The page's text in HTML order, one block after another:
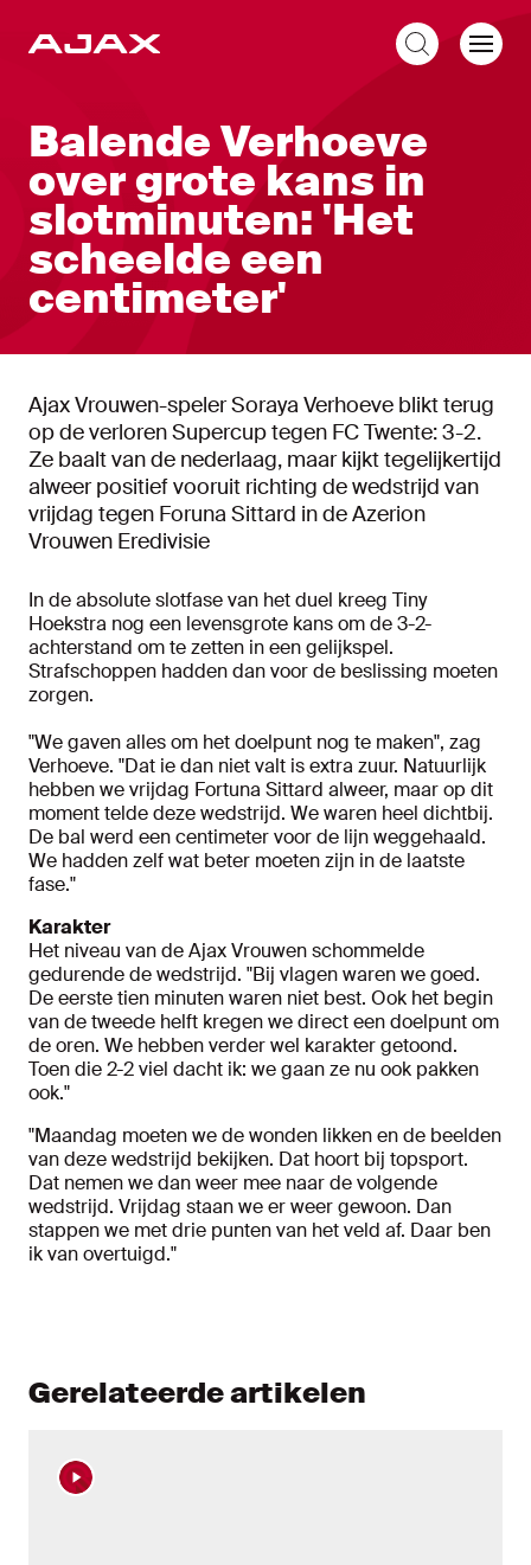
Balende Verhoeve
over grote kans in
slotminuten: 'Het
scheelde een
centimeter'
Ajax Vrouwen-speler Soraya Verhoeve blikt terug
op de verloren Supercup tegen FC Twente: 3-2.
Ze baalt van de nederlaag, maar kijkt tegelijkertijd
alweer positief vooruit richting de wedstrijd van
vrijdag tegen Foruna Sittard in de Azerion
Vrouwen Eredivisie
In de absolute slotfase van het duel kreeg Tiny
Hoekstra nog een levensgrote kans om de 3-2-
achterstand om te zetten in een gelijkspel.
Strafschoppen hadden dan voor de beslissing moeten
zorgen.
"We gaven alles om het doelpunt nog te maken", zag
Verhoeve. "Dat ie dan niet valt is extra zuur. Natuurlijk
hebben we vrijdag Fortuna Sittard alweer, maar op dit
moment telde deze wedstrijd. We waren heel dichtbij.
De bal werd een centimeter voor de lijn weggehaald.
We hadden zelf wat beter moeten zijn in de laatste
fase."
Karakter
Het niveau van de Ajax Vrouwen schommelde
gedurende de wedstrijd. "Bij vlagen waren we goed.
De eerste tien minuten waren niet best. Ook het begin
van de tweede helft kregen we direct een doelpunt om
de oren. We hebben verder wel karakter getoond.
Toen die 2-2 viel dacht ik: we gaan ze nu ook pakken
ook."
"Maandag moeten we de wonden likken en de beelden
van deze wedstrijd bekijken. Dat hoort bij topsport.
Dat nemen we dan weer mee naar de volgende
wedstrijd. Vrijdag staan we er weer gewoon. Dan
stappen we met drie punten van het veld af. Daar ben
ik van overtuigd."
Gerelateerde artikelen